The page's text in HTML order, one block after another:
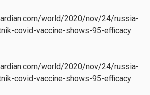
world/2020/nov/24/russia-
covid-vaccine-shows-95-efficacy
world/2020/nov/24/russia-
covid-vaccine-shows-95-efficacy